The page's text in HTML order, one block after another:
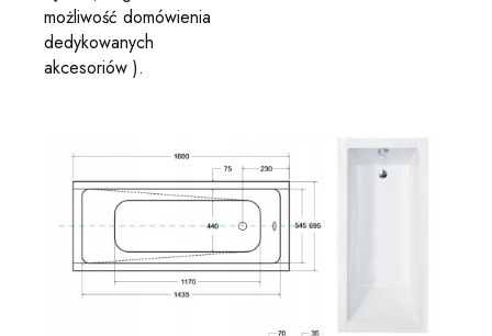
możliwość domówienia
dedykowanych
akcesoriów ).